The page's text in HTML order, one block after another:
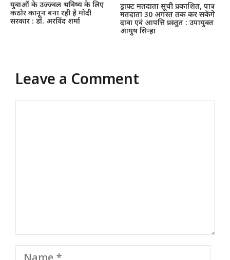
युवाओं के उज्ज्वल भविष्य के लिए
कठोर कानून बना रही है मोदी
सरकार : डॉ. अरविंद शर्मा
ड्राफ्ट मतदाता सूची प्रकाशित, पात्र
मतदाता 30 अगस्त तक कर सकेंगे
दावा एवं आपत्ति प्रस्तुत : उपायुक्त
आयुष सिन्हा
Leave a Comment
Name